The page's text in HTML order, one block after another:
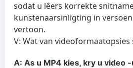
sodat u lêers korrekte
kunstenaarsinligting in
vertoon.
V: Wat van videoformaatopsies
A: As u MP4 kies, kry u video